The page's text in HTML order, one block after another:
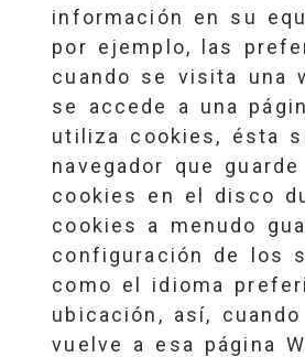
información en su
por ejemplo, las
cuando se visita una
se accede a una
utiliza cookies, ésta
navegador que
cookies en el disco
cookies a menudo
configuración de los
como el idioma
ubicación, así,
vuelve a esa página